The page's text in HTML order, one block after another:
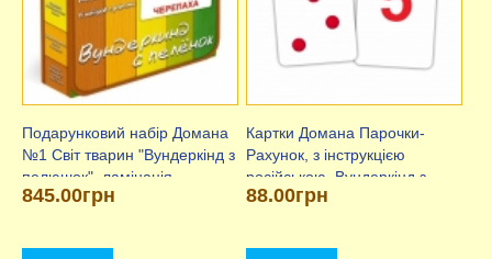
Подарунковий набір Домана
№1 Світ тварин "Вундеркінд з
пелюшок". ламінація
845.00грн
Картки Домана Парочки-
Рахунок, з інструкцією
російською, Вундеркінд з
пелюшок
88.00грн